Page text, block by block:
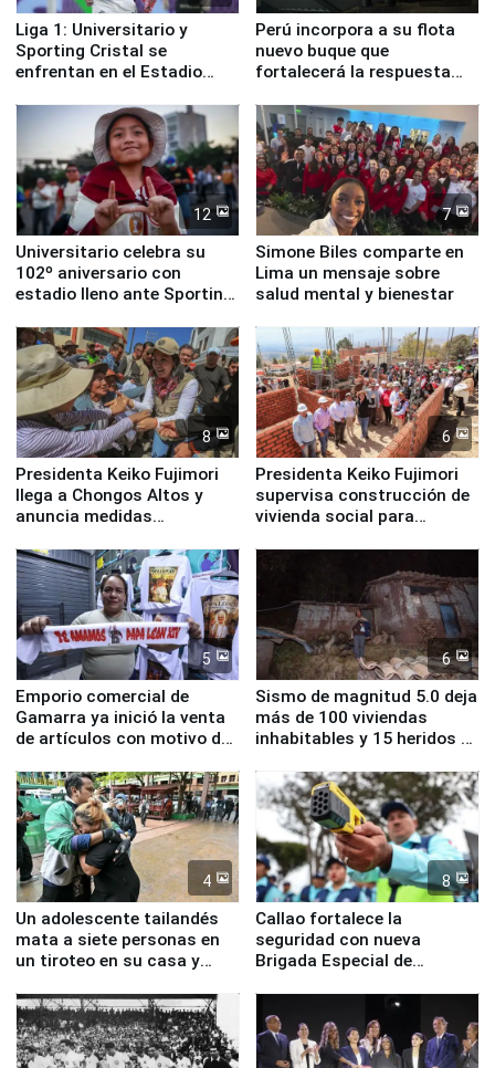
Liga 1: Universitario y
Sporting Cristal se
enfrentan en el Estadio
Perú incorpora a su flota
nuevo buque que
fortalecerá la respuesta
12
Universitario celebra su
102º aniversario con
estadio lleno ante Sporting
7
Simone Biles comparte en
Lima un mensaje sobre
salud mental y bienestar
8
Presidenta Keiko Fujimori
llega a Chongos Altos y
anuncia medidas
educación, salud y empleo
6
Presidenta Keiko Fujimori
supervisa construcción de
vivienda social para
5
Emporio comercial de
Gamarra ya inició la venta
de artículos con motivo de
6
Sismo de magnitud 5.0 deja
más de 100 viviendas
inhabitables y 15 heridos en
4
Un adolescente tailandés
mata a siete personas en
un tiroteo en su casa y
8
Callao fortalece la
seguridad con nueva
Brigada Especial de
equipamiento para
Serenazgo